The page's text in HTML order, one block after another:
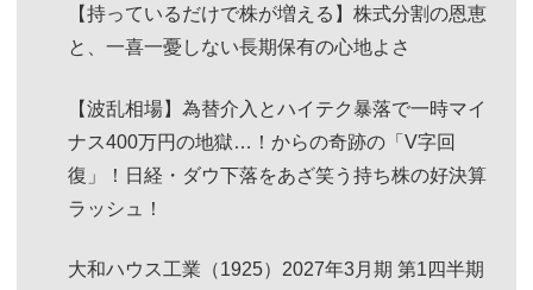
【持っているだけで株が増える】株式分割の恩恵
と、一喜一憂しない長期保有の心地よさ
【波乱相場】為替介入とハイテク暴落で一時マイ
ナス400万円の地獄…！からの奇跡の「V字回
復」！日経・ダウ下落をあざ笑う持ち株の好決算
ラッシュ！
大和ハウス工業（1925）2027年3月期 第1四半期